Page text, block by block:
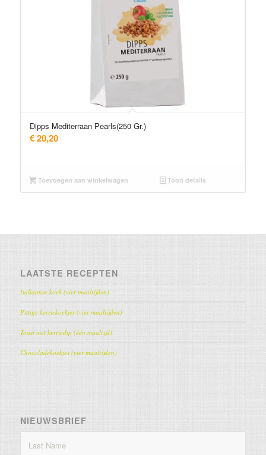
Dipps Mediterraan Pearls(250 Gr.)
€20,20
Toevoegen aan winkelwagen Toon details
LAATSTE RECEPTEN
Italiaanse koek (vier maaltijden)
Pittige kerriekoekjes (vier maaltijden)
Toast met kerriedip (één maaltijd)
Chocoladekoekjes (vier maaltijden)
NIEUWSBRIEF